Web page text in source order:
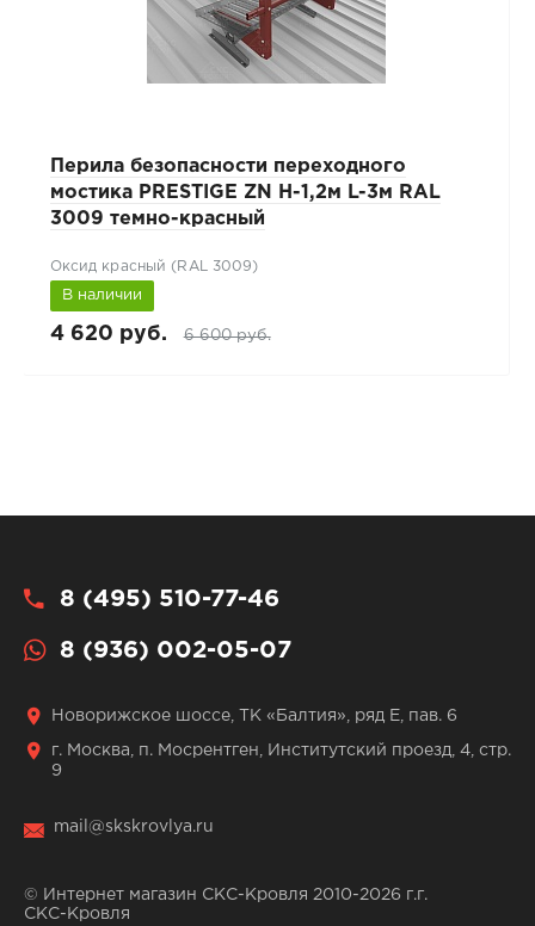
Перила безопасности переходного
мостика PRESTIGE ZN H-1,2м L-3м RAL
3009 темно-красный
Оксид красный (RAL 3009)
В наличии
4 620 руб. 6 600 руб.
8 (495) 510-77-46
8 (936) 002-05-07
Новорижское шоссе, ТК «Балтия», ряд Е, пав. 6
г. Москва, п. Мосрентген, Институтский проезд, 4, стр.
9
mail@skskrovlya.ru
© Интернет магазин СКС-Кровля 2010-2026 г.г.
СКС-Кровля